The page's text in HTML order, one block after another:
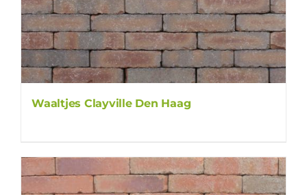
Waaltjes Clayville Den Haag